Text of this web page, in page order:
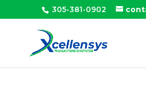
305-381-0902